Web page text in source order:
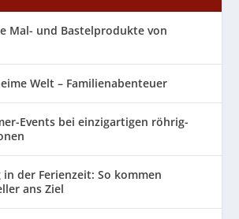
Mal- und Bastelprodukte von
Welt – Familienabenteuer
Events bei einzigartigen röhrig-
der Ferienzeit: So kommen
ans Ziel